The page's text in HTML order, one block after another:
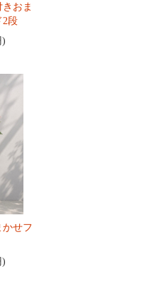
おま
2段
)
かせフ
)